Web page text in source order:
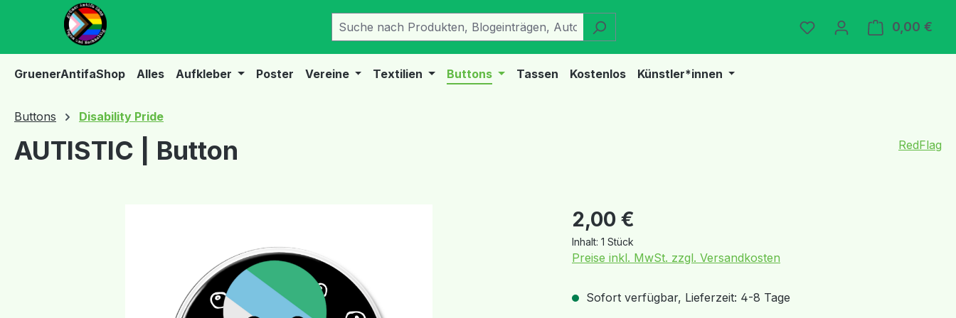
Hauptinhalt springen
Zur Suche springen
Zur Hauptnavigation springen
Du hast 0 Produkte auf
0,00 €
GruenerAntifaShop Alles Aufkleber Poster Vereine Textilien Buttons Tassen Kostenlos Künstler*innen
Buttons Disability Pride
AUTISTIC | Button RedFlag
Regulärer Preis:
2,00 €
Inhalt: 1 Stück
Preise inkl. MwSt. zzgl. Versandkosten
Sofort verfügbar, Lieferzeit: 4-8 Tage